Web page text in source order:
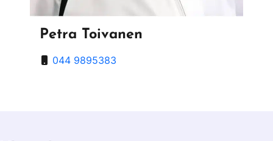
Petra Toivanen
044 9895383